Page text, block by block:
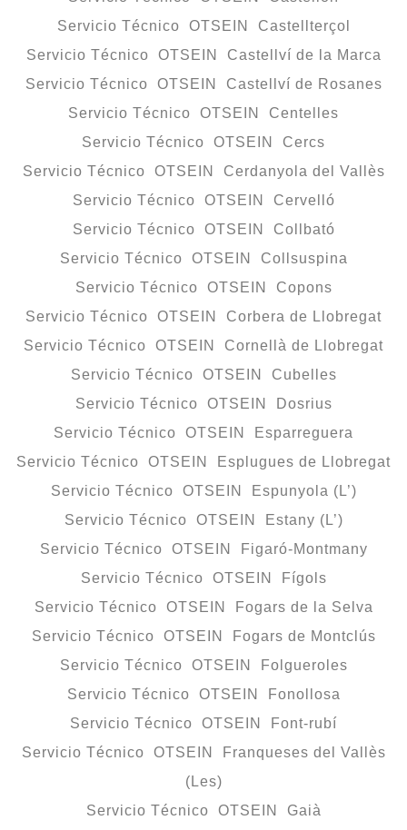
Servicio Técnico OTSEIN Castellterçol
Servicio Técnico OTSEIN Castellví de la Marca
Servicio Técnico OTSEIN Castellví de Rosanes
Servicio Técnico OTSEIN Centelles
Servicio Técnico OTSEIN Cercs
Servicio Técnico OTSEIN Cerdanyola del Vallès
Servicio Técnico OTSEIN Cervelló
Servicio Técnico OTSEIN Collbató
Servicio Técnico OTSEIN Collsuspina
Servicio Técnico OTSEIN Copons
Servicio Técnico OTSEIN Corbera de Llobregat
Servicio Técnico OTSEIN Cornellà de Llobregat
Servicio Técnico OTSEIN Cubelles
Servicio Técnico OTSEIN Dosrius
Servicio Técnico OTSEIN Esparreguera
Servicio Técnico OTSEIN Esplugues de Llobregat
Servicio Técnico OTSEIN Espunyola (L’)
Servicio Técnico OTSEIN Estany (L’)
Servicio Técnico OTSEIN Figaró-Montmany
Servicio Técnico OTSEIN Fígols
Servicio Técnico OTSEIN Fogars de la Selva
Servicio Técnico OTSEIN Fogars de Montclús
Servicio Técnico OTSEIN Folgueroles
Servicio Técnico OTSEIN Fonollosa
Servicio Técnico OTSEIN Font-rubí
Servicio Técnico OTSEIN Franqueses del Vallès
(Les)
Servicio Técnico OTSEIN Gaià